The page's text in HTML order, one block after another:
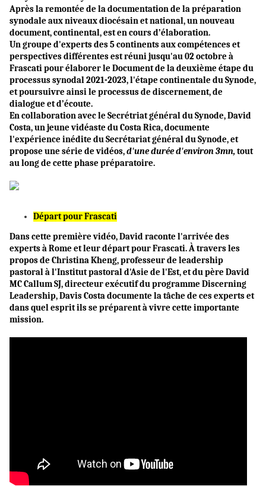
Après la remontée de la documentation de la préparation
synodale aux niveaux diocésain et national, un nouveau
document, continental, est en cours d’élaboration.
Un groupe d'experts des 5 continents aux compétences et
perspectives différentes est réuni jusqu'au 02 octobre à
Frascati pour élaborer le Document de la deuxième étape du
processus synodal 2021-2023, l'étape continentale du Synode,
et poursuivre ainsi le processus de discernement, de
dialogue et d’écoute.
En collaboration avec le Secrétriat général du Synode, David
Costa, un jeune vidéaste du Costa Rica, documente
l'expérience inédite du Secrétariat général du Synode, et
propose une série de vidéos,d'une durée d'environ 3mn,tout
au long de cette phase préparatoire.
Départ pour Frascati
Dans cette première vidéo, David raconte l'arrivée des
experts à Rome et leur départ pour Frascati. À travers les
propos de Christina Kheng, professeur de leadership
pastoral à l'Institut pastoral d'Asie de l'Est, et du père David
MC Callum SJ, directeur exécutif du programme Discerning
Leadership, Davis Costa documente la tâche de ces experts et
dans quel esprit ils se préparent à vivre cette importante
mission.